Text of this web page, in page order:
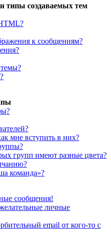
типы создаваемых тем
к сообщениям?
мне вступить в них?
групп имеют разные цвета?
команда»?
сообщения!
личные
email от кого-то с